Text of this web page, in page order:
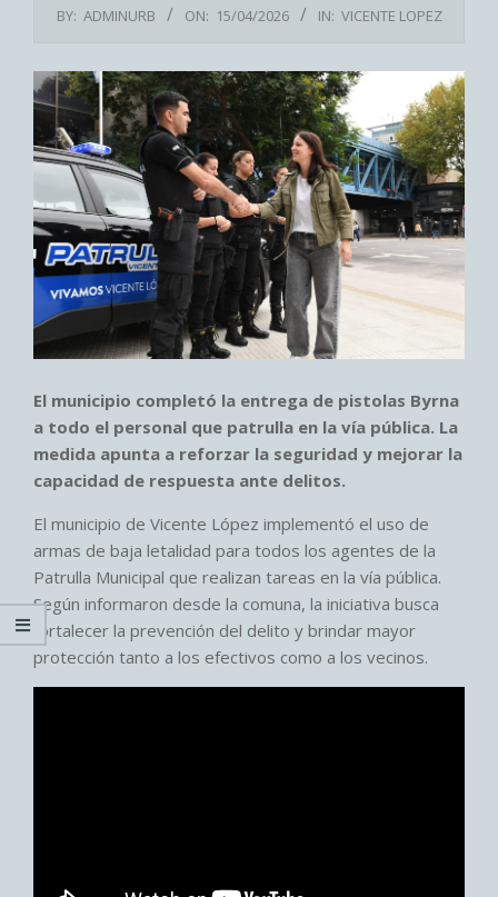
BY: ADMINURB ON: 15/04/2026 IN: VICENTE LOPEZ
El municipio completó la entrega de pistolas Byrna
a todo el personal que patrulla en la vía pública. La
medida apunta a reforzar la seguridad y mejorar la
capacidad de respuesta ante delitos.
El municipio de Vicente López implementó el uso de
armas de baja letalidad para todos los agentes de la
Patrulla Municipal que realizan tareas en la vía pública.
Según informaron desde la comuna, la iniciativa busca
fortalecer la prevención del delito y brindar mayor
protección tanto a los efectivos como a los vecinos.